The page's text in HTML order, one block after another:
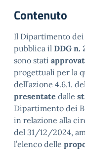
Contenuto
Il Dipartimento
pubblica il DDG n.
sono stati
progettuali per la
dell’azione 4.6.1.
presentate dalle
Dipartimento dei
in relazione alla
del 31/12/2024,
l’elenco delle